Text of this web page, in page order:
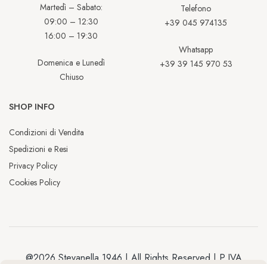
Martedì – Sabato:
09:00 – 12:30
16:00 – 19:30
Domenica e Lunedì
Chiuso
Telefono
+39 045 974135
Whatsapp
+39 39 145 970 53
SHOP INFO
Condizioni di Vendita
Spedizioni e Resi
Privacy Policy
Cookies Policy
@2026 Stevanella 1946 | All Rights Reserved | P.IVA